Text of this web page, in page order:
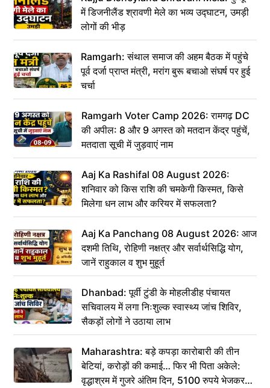
में डिजनीलैंड श्रावणी मेले का भव्य उद्घाटन, उमड़ी
लोगों की भीड़
Ramgarh: संथाल समाज की अहम बैठक में पहुंचे
पूर्व दर्जा प्राप्त मंत्री, मरांग बुरू बचाओ संघर्ष पर हुई
चर्चा
Ramgarh Voter Camp 2026: रामगढ़ DC
की अपील: 8 और 9 अगस्त को मतदान केंद्र पहुंचें,
मतदाता सूची में जुड़वाएं नाम
Aaj Ka Rashifal 08 August 2026:
शनिवार को किस राशि की चमकेगी किस्मत, किसे
मिलेगा धन लाभ और करियर में सफलता?
Aaj Ka Panchang 08 August 2026: आज
दशमी तिथि, रोहिणी नक्षत्र और सर्वार्थसिद्धि योग,
जानें राहुकाल व शुभ मुहूर्त
Dhanbad: पूर्वी टुंडी के मोहलीडीह पंचायत
सचिवालय में लगा निःशुल्क स्वास्थ्य जांच शिविर,
सैकड़ों लोगों ने उठाया लाभ
Maharashtra: बड़े कपड़ा कारोबारी की तीन
बेटियां, करोड़ों की कमाई… फिर भी पिता अकेले:
वृद्धाश्रम में गुजरे अंतिम दिन, 5100 रुपये भेजकर